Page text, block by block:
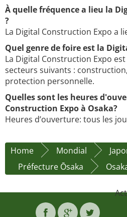
À quelle fréquence a lieu la
?
La Digital Construction Expo a
Quel genre de foire est la
La Digital Construction Expo
secteurs suivants :
protection personnelle.
Quelles sont les heures
Construction Expo à Osaka?
Heures d’ouverture: tous les
Home Mondial
Préfecture Ōsaka